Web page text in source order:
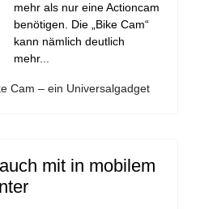
mehr als nur eine Actioncam
benötigen. Die „Bike Cam“
kann nämlich deutlich
mehr...
Cam – ein Universalgadget
mit in mobilem